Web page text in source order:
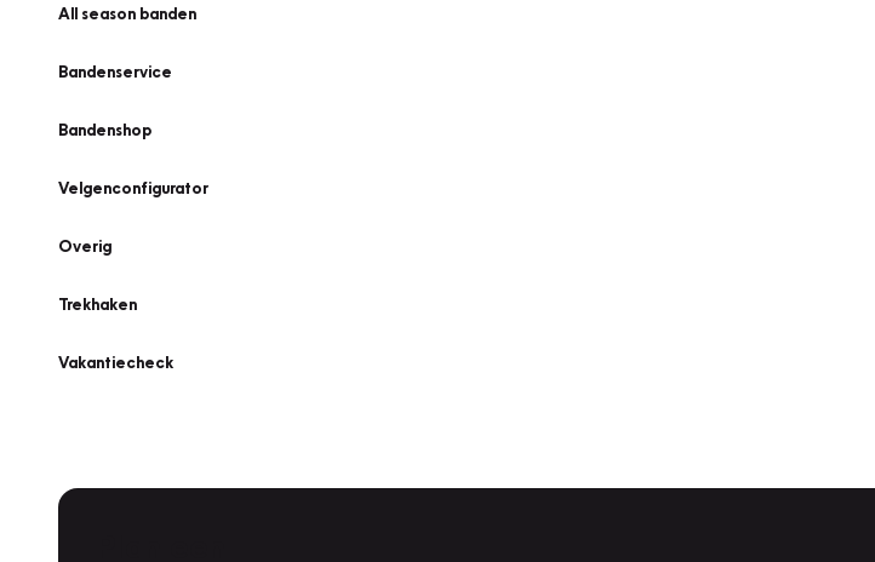
All season banden
Bandenservice
Bandenshop
Velgenconfigurator
Overig
Trekhaken
Vakantiecheck